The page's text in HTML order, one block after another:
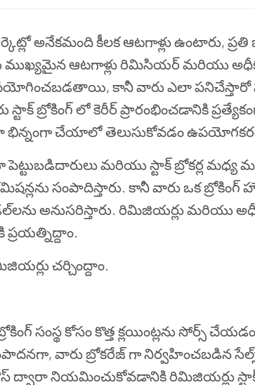
అనేకమంది కీలక ఆటగాళ్లు ఉంటారు, ప్రతి
ముఖ్యమైన ఆటగాళ్లురిమిసియర్మరియు
కానీ వారు ఎలా పనిచేస్తారో
బ్రోకింగ్ లో కెరీర్ ప్రారంభించడానికి
భిన్నంగా చేయాలో తెలుసుకోవడం
మరియు స్టాక్ బ్రోకర్ల మధ్య
సంపాదిస్తారు. కానీ వారు ఒక
అనుసరిస్తారు. రిమిజియర్లు మరియు
చర్చింద్దాం.
సంస్థ కోసం కొత్త క్లయింట్లను సోర్స్
వారు బ్రోకరేజ్ గా నిర్వహించబడిన
ద్వారా నియమించుకోవడానికి రిమిజియర్లు